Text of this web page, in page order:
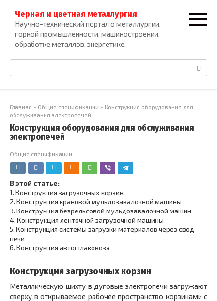
контенту
Черная и цветная металлургия
Научно-технический портал о металлургии,
горной промышленности, машиностроении,
обработке металлов, энергетике.
Поиск:
Главная » Общие спецификации » Конструкция оборудования для
обслуживания электропечей
Конструкция оборудования для обслуживания
электропечей
Общие спецификации
В этой статье:
1. Конструкция загрузочных корзин
2. Конструкция крановой мульдозавалочной машины
3. Конструкция безрельсовой мульдозавалочной машин
4. Конструкция ленточной загрузочной машины
5. Конструкция системы загрузки материалов через свод
печи
6. Конструкция автошлаковоза
Конструкция загрузочных корзин
Металлическую шихту в дуговые электропечи загружают
сверху в открываемое рабочее пространство корзинами с